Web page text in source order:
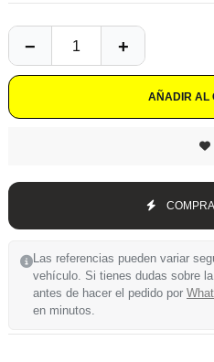
AÑADIR AL
Las referencias pueden variar
vehículo. Si tienes dudas sobre
antes de hacer el pedido por
en minutos.